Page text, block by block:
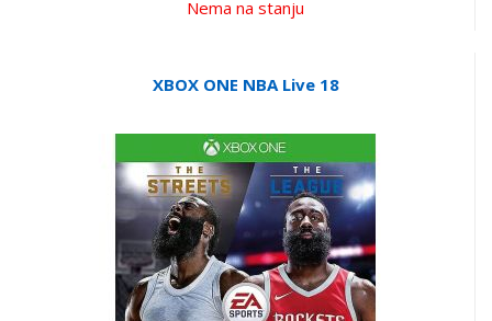
Nema na stanju
XBOX ONE NBA Live 18